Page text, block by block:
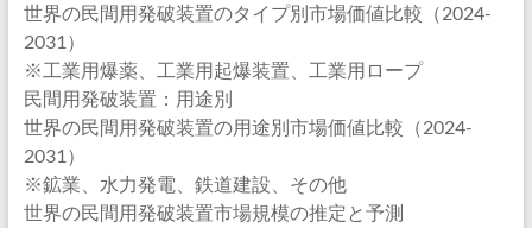
世界の民間用発破装置のタイプ別市場価値比較（2024-
2031）
※工業用爆薬、工業用起爆装置、工業用ロープ
民間用発破装置：用途別
世界の民間用発破装置の用途別市場価値比較（2024-
2031）
※鉱業、水力発電、鉄道建設、その他
世界の民間用発破装置市場規模の推定と予測